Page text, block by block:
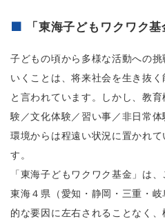
「東海子どもワクワク
子どもの頃から多様な活動への
いくことは、将来社会を生き抜
と言われています。しかし、教
験／文化体験／習い事／非日常
環境からは程遠い状況に置かれ
す。
「東海子どもワクワク基金」は
東海４県（愛知・静岡・三重・
的な要因に左右されることなく